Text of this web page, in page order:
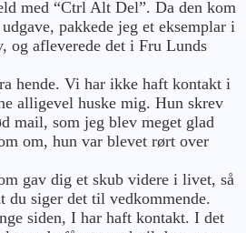
med “Ctrl Alt Del”. Da den kom
pakkede jeg et eksemplar i
og afleverede det i Fru Lunds
hende. Vi har ikke haft kontakt i
alligevel huske mig. Hun skrev
mail, som jeg blev meget glad
om, hun var blevet rørt over
gav dig et skub videre i livet, så
du siger det til vedkommende.
siden, I har haft kontakt. I det